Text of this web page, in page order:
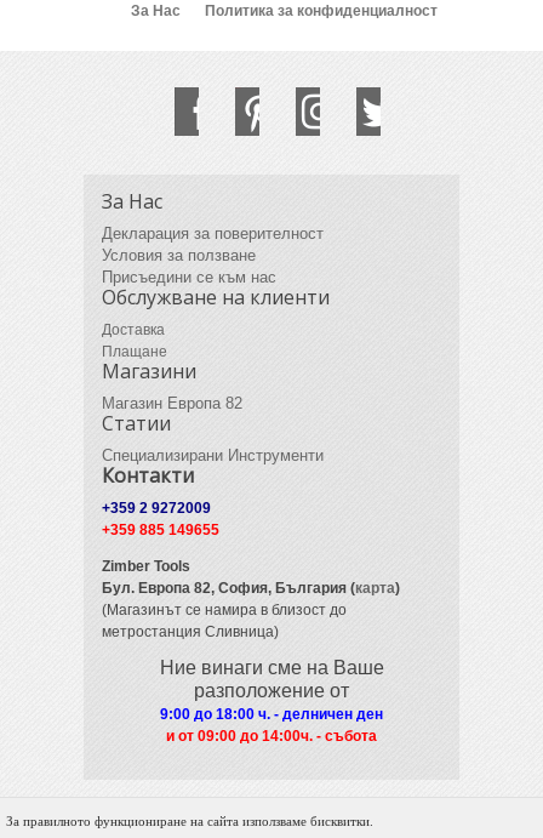
За Нас Политика за конфиденциалност
За Нас
Декларация за поверителност
Условия за ползване
Присъедини се към нас
Обслужване на клиенти
Доставка
Плащане
Магазини
Магазин Европа 82
Статии
Специализирани Инструменти
Контакти
+359 2 9272009
+359 885 149655
Zimber Tools
Бул. Европа 82, София, България (карта)
(Магазинът се намира в близост до
метростанция Сливница)
Ние винаги сме на Ваше
разположение от
9:00 до 18:00 ч. - делничен ден
и от 09:00 до 14:00ч. - събота
© 2012 Zimber Tools. All Rights Reserved.
За правилното функциониране на сайта използваме бисквитки.